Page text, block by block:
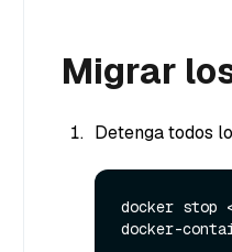
Migrar
Detenga todos
docker stop